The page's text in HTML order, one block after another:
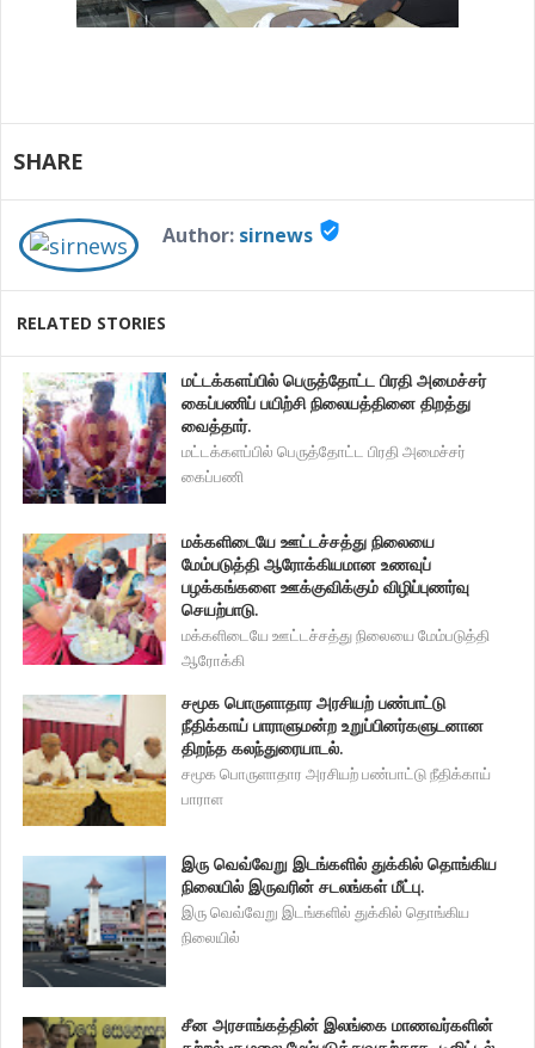
SHARE
Author: sirnews verified_user
RELATED STORIES
மட்டக்களப்பில் பெருத்தோட்ட பிரதி அமைச்சர்
கைப்பணிப் பயிற்சி நிலையத்தினை திறத்து
வைத்தார்.
மட்டக்களப்பில் பெருத்தோட்ட பிரதி அமைச்சர்
கைப்பணி
மக்களிடையே ஊட்டச்சத்து நிலையை
மேம்படுத்தி ஆரோக்கியமான உணவுப்
பழக்கங்களை ஊக்குவிக்கும் விழிப்புணர்வு
செயற்பாடு.
மக்களிடையே ஊட்டச்சத்து நிலையை மேம்படுத்தி
ஆரோக்கி
சமூக பொருளாதார அரசியற் பண்பாட்டு
நீதிக்காய் பாராளுமன்ற உறுப்பினர்களுடனான
திறந்த கலந்துரையாடல்.
சமூக பொருளாதார அரசியற் பண்பாட்டு நீதிக்காய்
பாராள
இரு வெவ்வேறு இடங்களில் துக்கில் தொங்கிய
நிலையில் இருவரின் சடலங்கள் மீட்பு.
இரு வெவ்வேறு இடங்களில் துக்கில் தொங்கிய
நிலையில்
சீன அரசாங்கத்தின் இலங்கை மாணவர்களின்